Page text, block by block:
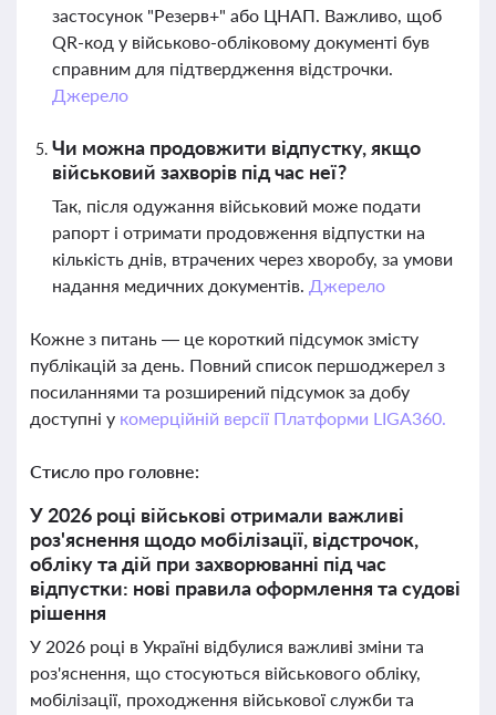
застосунок "Резерв+" або ЦНАП. Важливо, щоб
QR-код у військово-обліковому документі був
справним для підтвердження відстрочки.
Джерело
Чи можна продовжити відпустку, якщо
військовий захворів під час неї?
Так, після одужання військовий може подати
рапорт і отримати продовження відпустки на
кількість днів, втрачених через хворобу, за умови
надання медичних документів. Джерело
Кожне з питань — це короткий підсумок змісту
публікацій за день. Повний список першоджерел з
посиланнями та розширений підсумок за добу
доступні у комерційній версії Платформи LIGA360.
Стисло про головне:
У 2026 році військові отримали важливі
роз'яснення щодо мобілізації, відстрочок,
обліку та дій при захворюванні під час
відпустки: нові правила оформлення та судові
рішення
У 2026 році в Україні відбулися важливі зміни та
роз'яснення, що стосуються військового обліку,
мобілізації, проходження військової служби та